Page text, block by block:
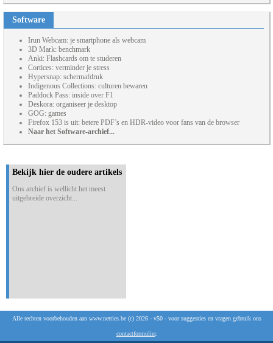
Software
Irun Webcam: je smartphone als webcam
3D Mark: benchmark
Anki: Flashcards om te studeren
Cortices: verminder je stress
Hypersnap: schermafdruk
Indigenous Collections: culturen bewaren
Paddock Pass: inside over F1
Deskora: organiseer je desktop
GOG: games
Firefox 153 is uit: betere PDF’s en HDR-video voor fans van de browser
Naar het Software-archief...
Bekijk hier de oudere artikels
Ons archief is wellicht het meest
uitgebreide overzicht...
Alle rechten voorbehouden aan www.netties.be (c) 2026 - v50 - voor suggesties en vragen gebruik ons
contactformulier.